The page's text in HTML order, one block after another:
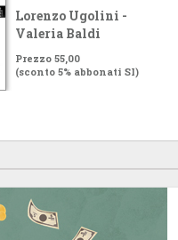
Lorenzo Ugolini -
Valeria Baldi
Prezzo 55,00
(sconto 5% abbonati SI)